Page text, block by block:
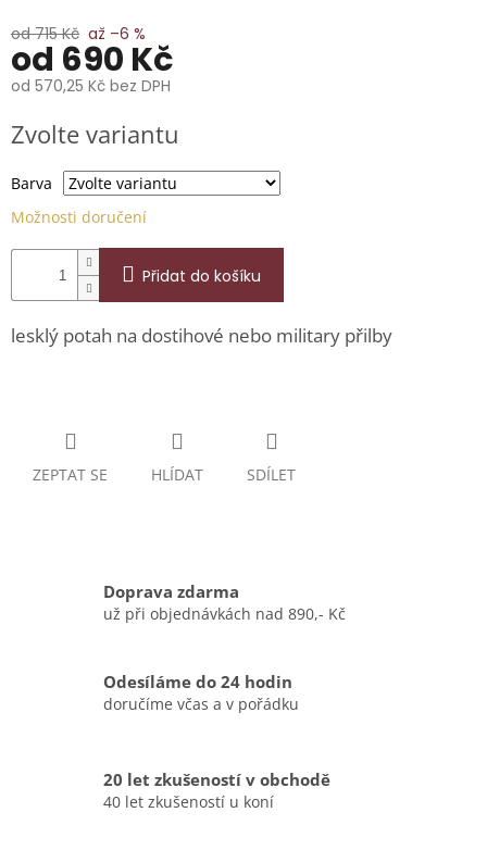
Značky
Přihlášení
od 715 Kč až –6 %
od 690 Kč
od 570,25 Kč bez DPH
cena:
Zvolte variantu
Barva
Možnosti doručení
Přidat do košíku
lesklý potah na dostihové nebo military přilby
ZEPTAT SE HLÍDAT SDÍLET
Doprava zdarma
už při objednávkách nad 890,- Kč
Odesíláme do 24 hodin
doručíme včas a v pořádku
20 let zkušeností v obchodě
40 let zkušeností u koní